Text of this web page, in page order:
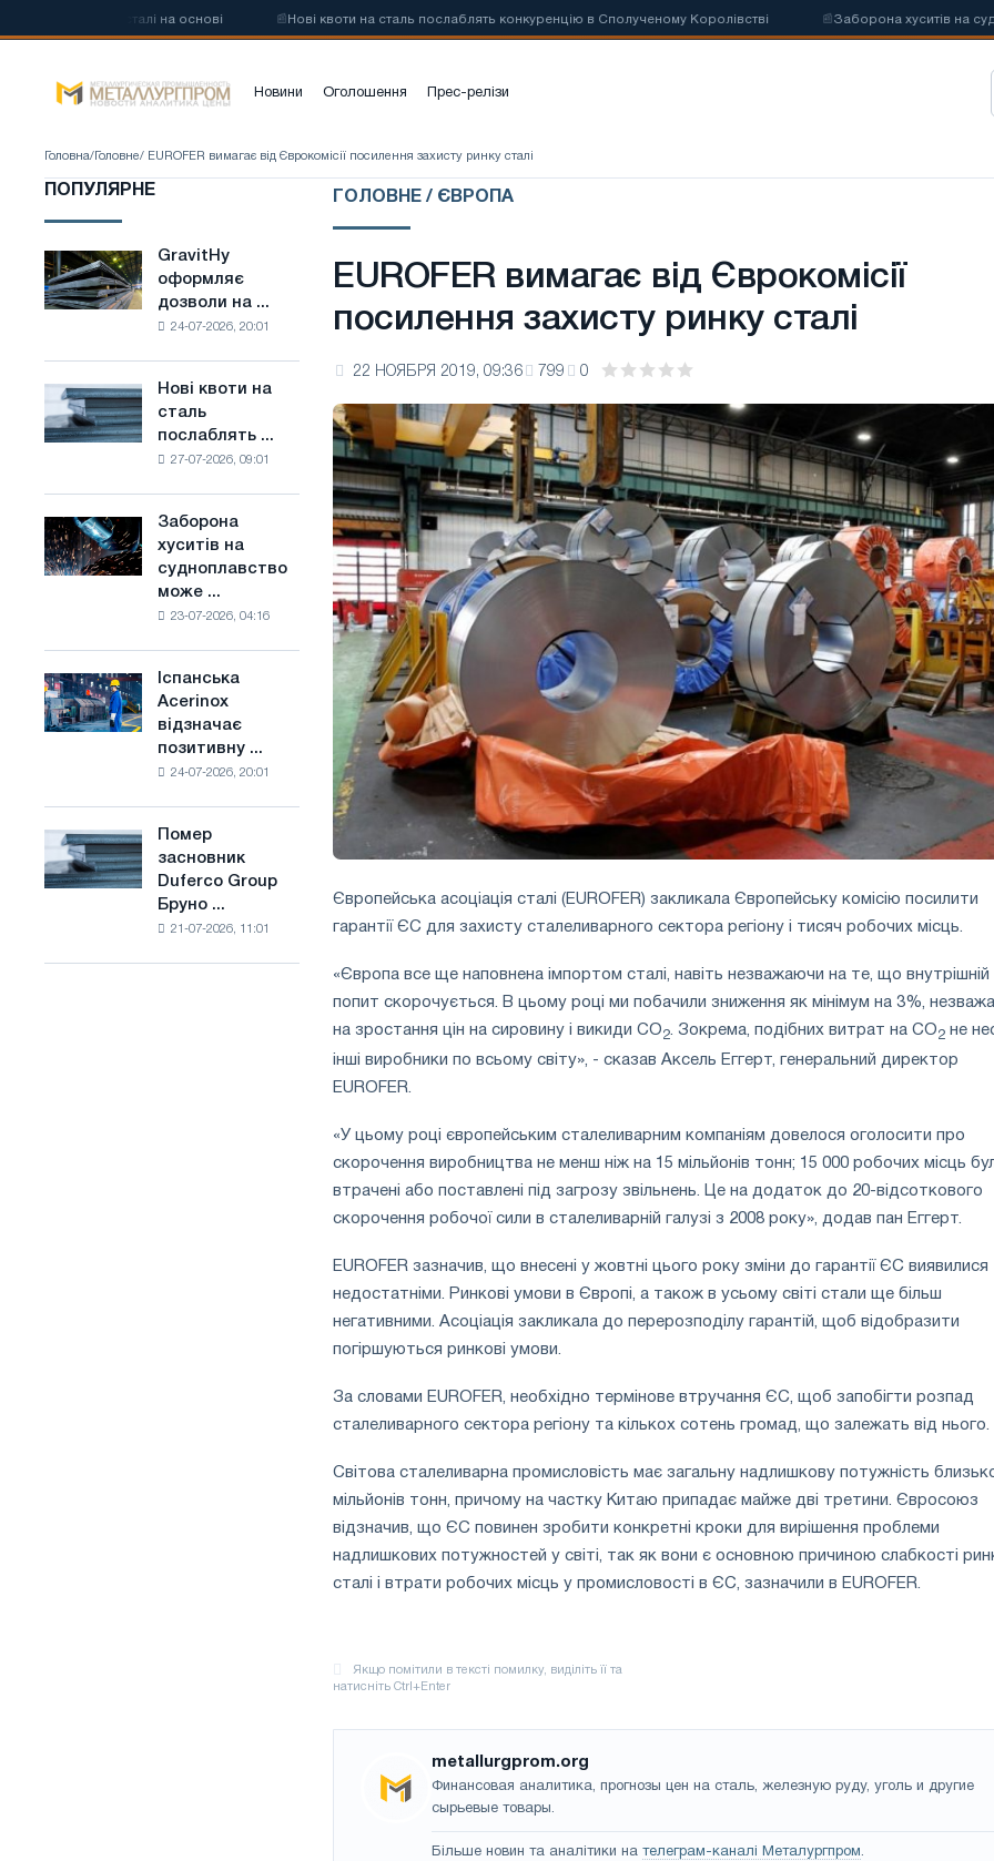
сталі на основі Нові квоти на сталь послаблять конкуренцію в Сполученому Королівстві Заборона хуситів на
Новини Оголошення Прес-релізи
Головна/ Головне/ EUROFER вимагає від Єврокомісії посилення захисту ринку сталі
ПОПУЛЯРНЕ
GravitHy
оформляє
дозволи
виробництва
на
основі
водню
у
GravitHy
оформляє
дозволи на ...
24-07-2026, 20:01
Нові
квоти
на
в
Сполученому
Нові квоти на
сталь
послаблять ...
27-07-2026, 09:01
Заборона
хуситів
на
судноплавство
Саудівської
сталі
Заборона
хуситів на
судноплавство
може ...
23-07-2026, 04:16
Іспанська
Acerinox
відзначає
півріччі
по
підтримці
Іспанська
Acerinox
відзначає
позитивну ...
24-07-2026, 20:01
Помер
засновник
Duferco
Помер
засновник
Duferco Group
Бруно ...
21-07-2026, 11:01
ГОЛОВНЕ / ЄВРОПА
EUROFER вимагає від Єврокомісії
посилення захисту ринку сталі
22 НОЯБРЯ 2019, 09:36 799 0
Європейська асоціація сталі (EUROFER) закликала Європейську комісію посилити
гарантії ЄС для захисту сталеливарного сектора регіону і тисяч робочих місць.
«Європа все ще наповнена імпортом сталі, навіть незважаючи на те, що внутрішній
попит скорочується. В цьому році ми побачили зниження як мінімум на 3%,
на зростання цін на сировину і викиди CO2. Зокрема, подібних витрат на CO2 не
інші виробники по всьому світу», - сказав Аксель Еггерт, генеральний директор
EUROFER.
«У цьому році європейським сталеливарним компаніям довелося оголосити про
скорочення виробництва не менш ніж на 15 мільйонів тонн; 15 000 робочих місць
втрачені або поставлені під загрозу звільнень. Це на додаток до 20-відсоткового
скорочення робочої сили в сталеливарній галузі з 2008 року», додав пан Еггерт.
EUROFER зазначив, що внесені у жовтні цього року зміни до гарантії ЄС виявилися
недостатніми. Ринкові умови в Європі, а також в усьому світі стали ще більш
негативними. Асоціація закликала до перерозподілу гарантій, щоб відобразити
погіршуються ринкові умови.
За словами EUROFER, необхідно термінове втручання ЄС, щоб запобігти розпад
сталеливарного сектора регіону та кількох сотень громад, що залежать від нього.
Світова сталеливарна промисловість має загальну надлишкову потужність
мільйонів тонн, причому на частку Китаю припадає майже дві третини. Євросоюз
відзначив, що ЄС повинен зробити конкретні кроки для вирішення проблеми
надлишкових потужностей у світі, так як вони є основною причиною слабкості
сталі і втрати робочих місць у промисловості в ЄС, зазначили в EUROFER.
metallurgprom.org
Финансовая аналитика, прогнозы цен на сталь, железную руду, уголь и другие
сырьевые товары.
Більше новин та аналітики на телеграм-каналі Металургпром.